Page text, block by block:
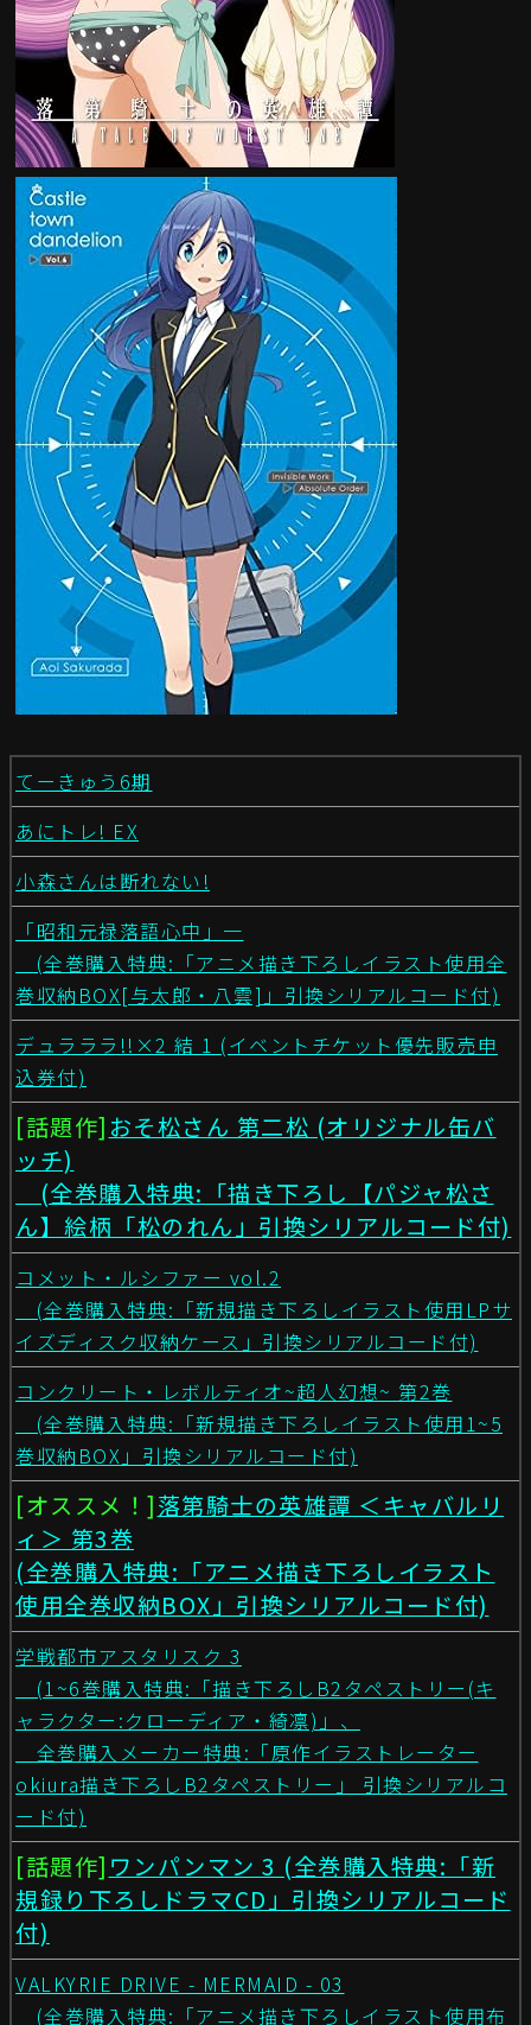
てーきゅう6期
あにトレ! EX
小森さんは断れない!
「昭和元禄落語心中」一
(全巻購入特典:「アニメ描き下ろしイラスト使用全
巻収納BOX[与太郎・八雲]」引換シリアルコード付)
デュラララ!!×2 結 1 (イベントチケット優先販売申
込券付)
[話題作] おそ松さん 第二松 (オリジナル缶バ
ッチ)
(全巻購入特典:「描き下ろし【パジャ松さ
ん】絵柄「松のれん」引換シリアルコード付)
コメット・ルシファー vol.2
(全巻購入特典:「新規描き下ろしイラスト使用LPサ
イズディスク収納ケース」引換シリアルコード付)
コンクリート・レボルティオ~超人幻想~ 第2巻
(全巻購入特典:「新規描き下ろしイラスト使用1~5
巻収納BOX」引換シリアルコード付)
[オススメ！]落第騎士の英雄譚 ＜キャバルリ
ィ＞ 第3巻
(全巻購入特典:「アニメ描き下ろしイラスト
使用全巻収納BOX」引換シリアルコード付)
学戦都市アスタリスク 3
(1~6巻購入特典:「描き下ろしB2タペストリー(キ
ャラクター:クローディア・綺凛)」、
全巻購入メーカー特典:「原作イラストレーター
okiura描き下ろしB2タペストリー」 引換シリアルコ
ード付)
[話題作] ワンパンマン 3 (全巻購入特典:「新
規録り下ろしドラマCD」引換シリアルコード
付)
VALKYRIE DRIVE - MERMAID - 03
(全巻購入特典:「アニメ描き下ろしイラスト使用布